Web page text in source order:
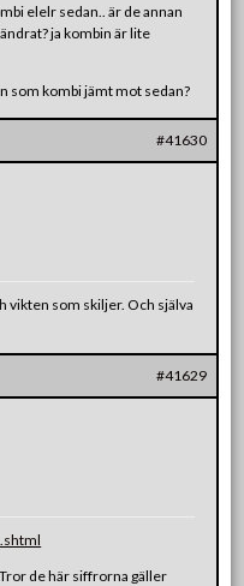
elelr sedan.. är de annan
ja kombin är lite
som kombi jämt mot sedan?
#41630
vikten som skiljer. Och själva
#41629
de här siffrorna gäller